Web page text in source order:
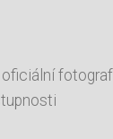
fotograf